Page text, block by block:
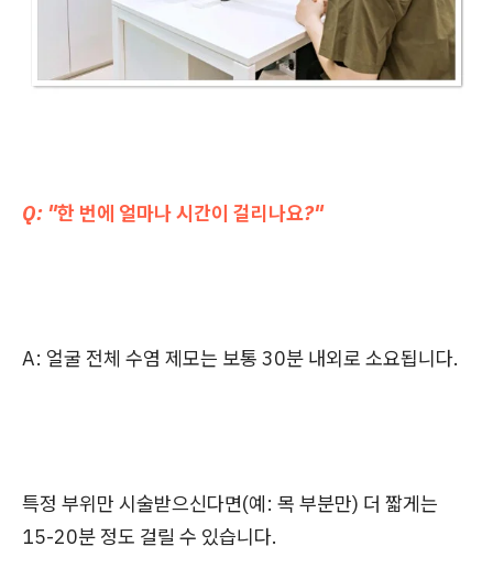
Q: "한 번에 얼마나 시간이 걸리나요?"
A: 얼굴 전체 수염 제모는 보통 30분 내외로 소요됩니다.
특정 부위만 시술받으신다면(예: 목 부분만) 더 짧게는
15-20분 정도 걸릴 수 있습니다.